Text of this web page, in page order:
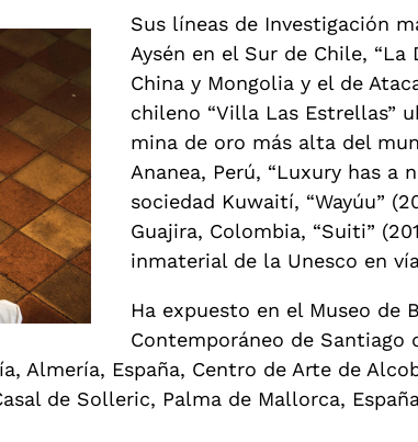
Sus líneas de Investigación
Aysén en el Sur de Chile,
China y Mongolia y el de
chileno “Villa Las Estrellas”
mina de oro más alta del
Ananea, Perú, “Luxury has a
sociedad Kuwaití, “Wayúu”
Guajira, Colombia, “Suiti”
inmaterial de la Unesco en
Ha expuesto en el Museo de
Contemporáneo de Santiago
Almería, España, Centro de Arte de
de Solleric, Palma de Mallorca,